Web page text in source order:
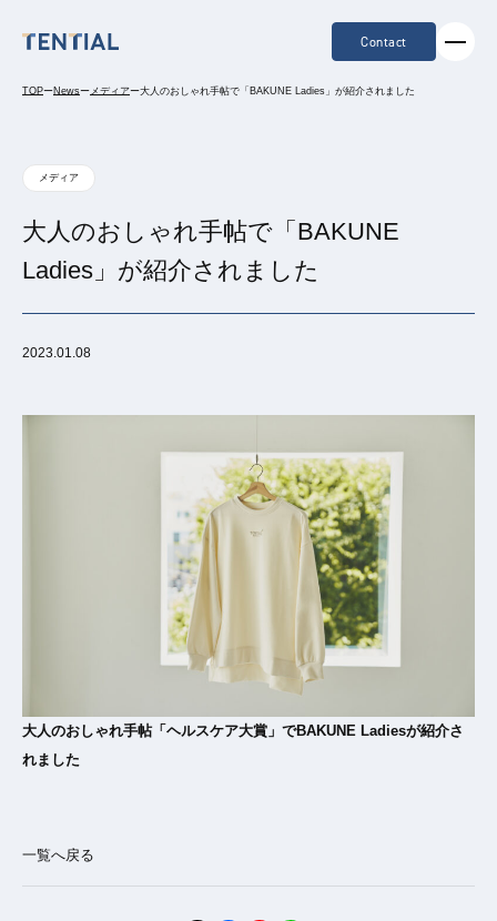
Contact
TOPーNewsーメディアー大人のおしゃれ手帖で「BAKUNE Ladies」が紹介されました
メディア
大人のおしゃれ手帖で「BAKUNE
Ladies」が紹介されました
2023.01.08
大人のおしゃれ手帖「ヘルスケア大賞」でBAKUNE Ladiesが紹介さ
れました
一覧へ戻る